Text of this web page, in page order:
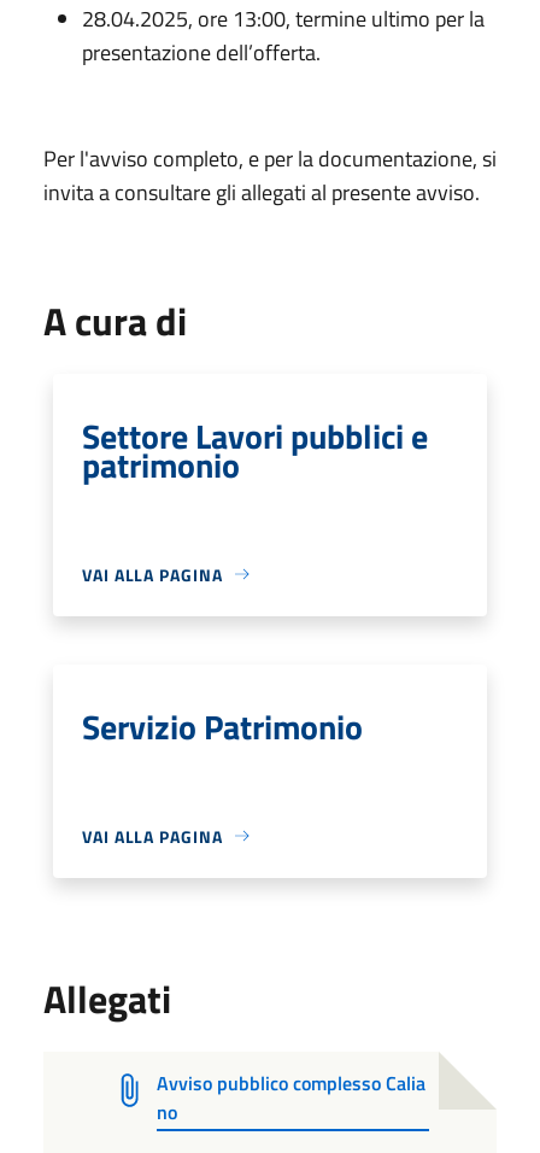
28.04.2025, ore 13:00, termine ultimo per la
presentazione dell’offerta.
Per l'avviso completo, e per la documentazione, si
invita a consultare gli allegati al presente avviso.
A cura di
Settore Lavori pubblici e
patrimonio
VAI ALLA PAGINA
Servizio Patrimonio
VAI ALLA PAGINA
Allegati
Avviso pubblico complesso Calia
no